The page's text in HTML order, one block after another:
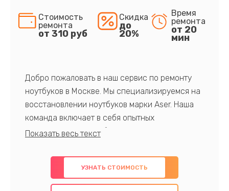
Стоимость
ремонта
от 310 руб
Скидка
до
20%
Время
ремонта
от 20
мин
Добро пожаловать в наш сервис по ремонту
ноутбуков в Москве. Мы специализируемся на
восстановлении ноутбуков марки Aser. Наша
команда включает в себя опытных
профессионалов с обширными знаниями и
предлагаем быстрый и качественный ремонт с
использованием оригинальных компонентов, а
также гарантируем качество всех
УЗНАТЬ СТОИМОСТЬ